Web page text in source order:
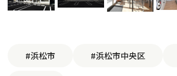
#浜松市 #浜松市中央区